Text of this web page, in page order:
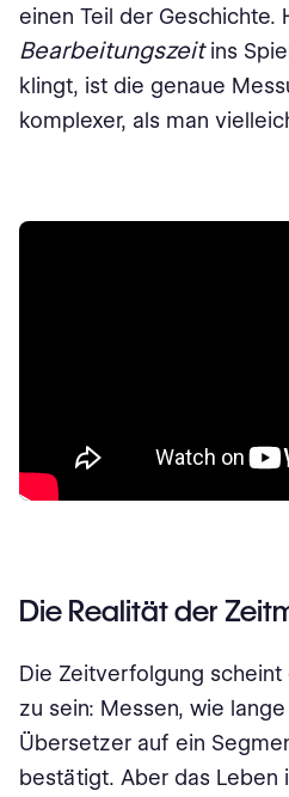
einen Teil der Geschichte.
Bearbeitungszeitins
klingt, ist die genaue
komplexer, als man
Die Realität der
Die Zeitverfolgung
zu sein: Messen, wie
Übersetzer auf ein
bestätigt. Aber das Leben